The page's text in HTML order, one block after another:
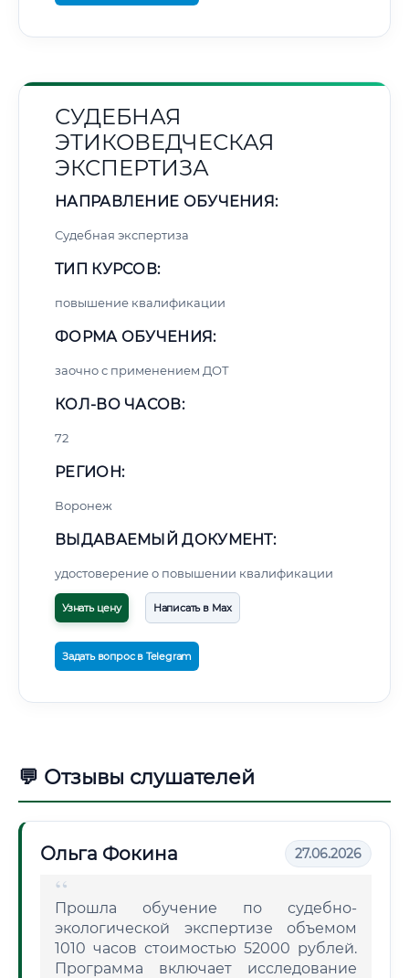
СУДЕБНАЯ
ЭТИКОВЕДЧЕСКАЯ
ЭКСПЕРТИЗА
НАПРАВЛЕНИЕ ОБУЧЕНИЯ:
Судебная экспертиза
ТИП КУРСОВ:
повышение квалификации
ФОРМА ОБУЧЕНИЯ:
заочно с применением ДОТ
КОЛ-ВО ЧАСОВ:
72
РЕГИОН:
Воронеж
ВЫДАВАЕМЫЙ ДОКУМЕНТ:
удостоверение о повышении квалификации
Узнать цену Написать в Max
Задать вопрос в Telegram
💬 Отзывы слушателей
Ольга Фокина 27.06.2026
Прошла обучение по судебно-
экологической экспертизе объемом
1010 часов стоимостью 52000 рублей.
Программа включает исследование